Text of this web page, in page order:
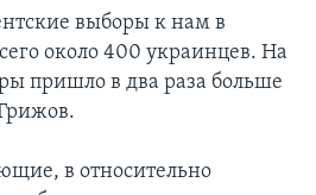
выборы к нам в
около 400 украинцев. На
пришло в два раза больше
в относительно